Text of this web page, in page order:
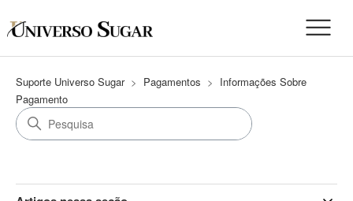
Suporte Universo Sugar Pagamentos
Informações Sobre
Pagamento